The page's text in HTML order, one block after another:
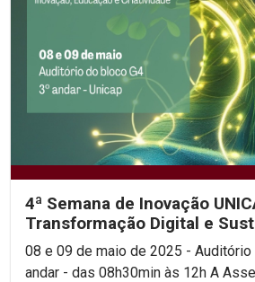
4ª Semana de Inovação
Transformação Digital e
futuro de Pernambuco pela...
08 e 09 de maio de 2025 - Auditório
andar - das 08h30min às 12h A Assessoria de Inovação